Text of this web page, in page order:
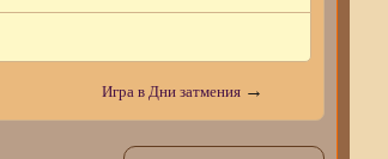
Игра в Дни затмения →